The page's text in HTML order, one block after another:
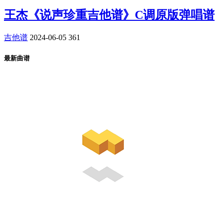
王杰《说声珍重吉他谱》C调原版弹唱谱
吉他谱 2024-06-05 361
最新曲谱